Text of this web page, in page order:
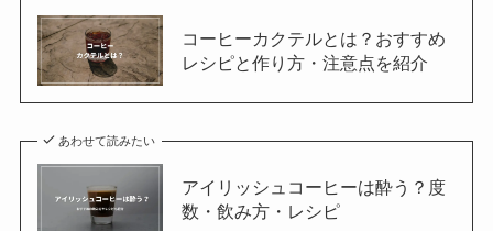
コーヒーカクテルとは？おすすめ
レシピと作り方・注意点を紹介
あわせて読みたい
アイリッシュコーヒーは酔う？度
数・飲み方・レシピ